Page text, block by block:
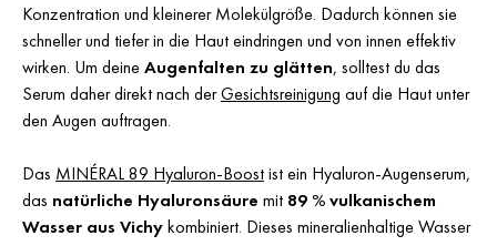
Konzentration und kleinerer Molekülgröße. Dadurch können sie
schneller und tiefer in die Haut eindringen und von innen effektiv
wirken. Um deineAugenfalten zu glätten, solltest du das
Serum daher direkt nach derGesichtsreinigung auf die Haut unter
den Augen auftragen.
Das MINÉRAL 89 Hyaluron-Boostist ein Hyaluron-Augenserum,
das natürliche Hyaluronsäure mit 89 % vulkanischem
Wasser aus Vichykombiniert. Dieses mineralienhaltige Wasser